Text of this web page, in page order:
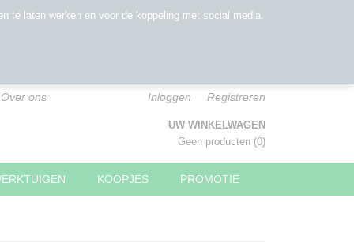
Over ons Inloggen Registreren
UW WINKELWAGEN
Geen producten (0)
KOOPJES PROMOTIE
te laten werken en voor de koppeling met social media.